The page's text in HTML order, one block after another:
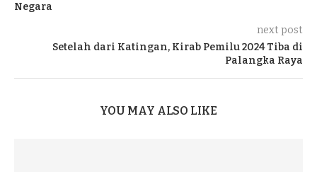
Negara
next post
Setelah dari Katingan, Kirab Pemilu 2024 Tiba di
Palangka Raya
YOU MAY ALSO LIKE